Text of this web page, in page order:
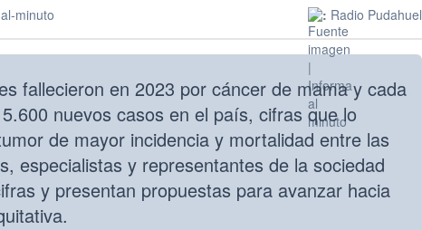
minuto : Radio Pudahuel
fallecieron en 2023 por cáncer de mama y cada
nuevos casos en el país, cifras que lo
de mayor incidencia y mortalidad entre las
especialistas y representantes de la sociedad
y presentan propuestas para avanzar hacia